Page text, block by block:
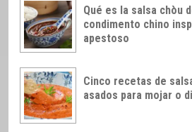
Qué es la salsa chòu
condimento chino
apestoso
Cinco recetas de
asados para mojar o